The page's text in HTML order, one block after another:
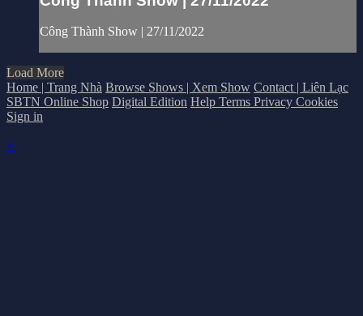
Công Thành Show | 27/11/2022
Load More
Home | Trang Nhà Browse Shows | Xem Show Contact | Liên Lạc
SBTN Online Shop Digital Edition Help Terms Privacy Cookies
Sign in
×